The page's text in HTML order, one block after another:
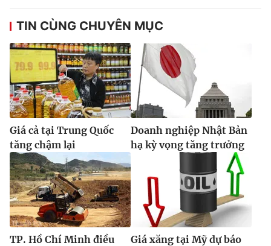
® Cấm sao chép dưới mọi hình thức nếu không có sự chấp
thuận bằng văn bản. Ghi rõ nguồn VTV.vn khi phát hành lại
thông tin từ website này.
TIN CÙNG CHUYÊN MỤC
Giá cả tại Trung Quốc
tăng chậm lại
Doanh nghiệp Nhật Bản
hạ kỳ vọng tăng trưởng
TP. Hồ Chí Minh điều
Giá xăng tại Mỹ dự báo